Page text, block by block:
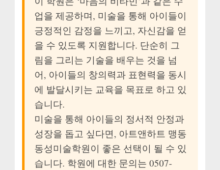
업을 제공하며, 미술을 통해 아이들이
긍정적인 감정을 느끼고, 자신감을 얻
을 수 있도록 지원합니다. 단순히 그
림을 그리는 기술을 배우는 것을 넘
어, 아이들의 창의력과 표현력을 동시
에 발달시키는 교육을 목표로 하고 있
습니다.
미술을 통해 아이들의 정서적 안정과
성장을 돕고 싶다면, 아트앤하트 맹동
동성미술학원이 좋은 선택이 될 수 있
습니다. 학원에 대한 문의는 0507-